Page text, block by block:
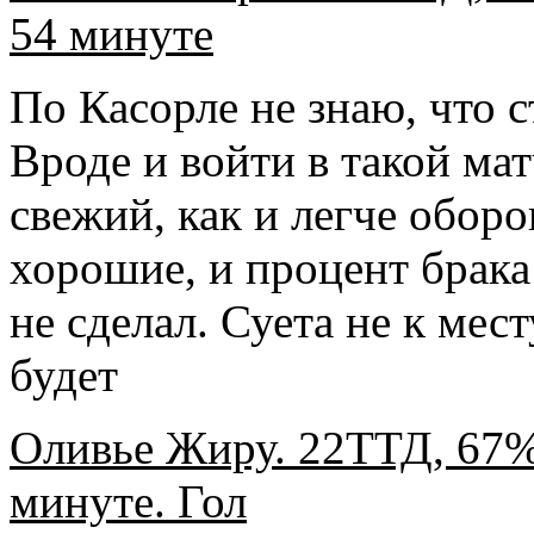
54 минуте
По Касорле не знаю, что
Вроде и войти в такой
свежий, как и легче
хорошие, и процент
не сделал. Суета не к
будет
Оливье Жиру. 22ТТД,
минуте. Гол